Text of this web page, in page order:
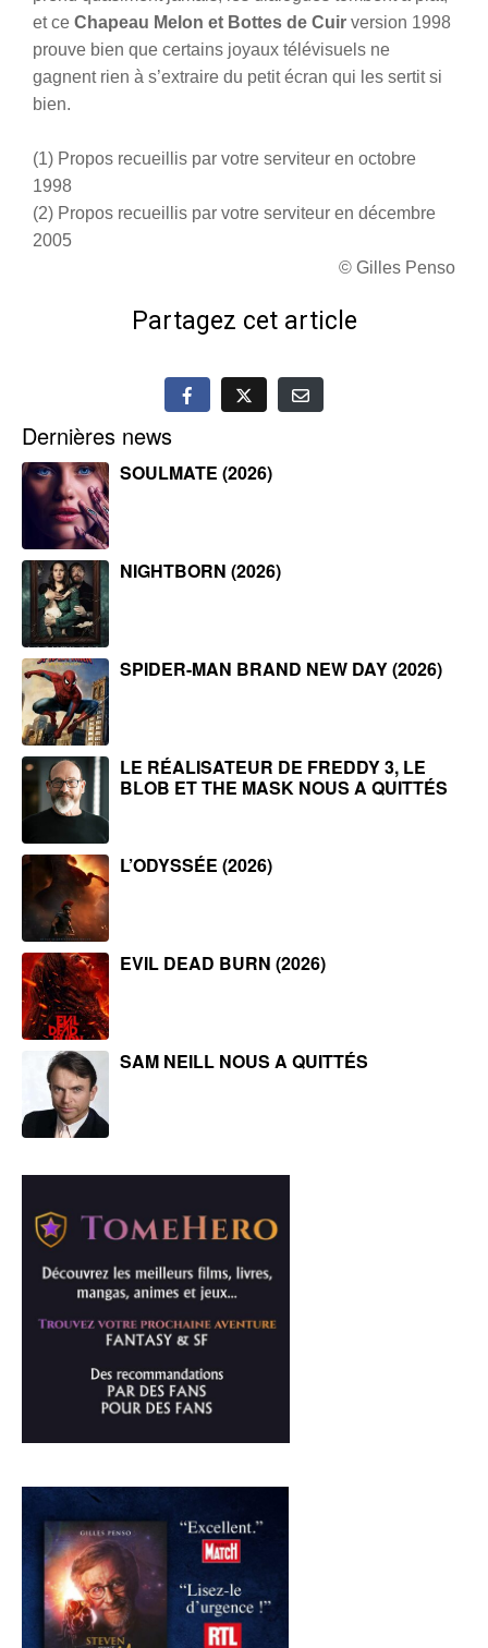
et ce Chapeau Melon et Bottes de Cuir version 1998
prouve bien que certains joyaux télévisuels ne
gagnent rien à s’extraire du petit écran qui les sertit si
bien.
(1) Propos recueillis par votre serviteur en octobre
1998
(2) Propos recueillis par votre serviteur en décembre
2005
© Gilles Penso
Partagez cet article
Dernières news
SOULMATE (2026)
NIGHTBORN (2026)
SPIDER-MAN BRAND NEW DAY (2026)
LE RÉALISATEUR DE FREDDY 3, LE
BLOB ET THE MASK NOUS A QUITTÉS
L’ODYSSÉE (2026)
EVIL DEAD BURN (2026)
SAM NEILL NOUS A QUITTÉS